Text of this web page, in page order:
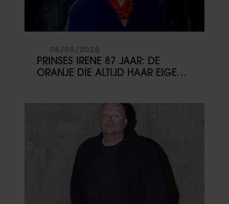
PRINSES IRENE 87 JAAR: DE
ORANJE DIE ALTIJD HAAR EIGEN